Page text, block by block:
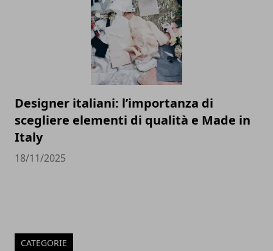
Designer italiani: l’importanza di
scegliere elementi di qualità e Made in
Italy
18/11/2025
CATEGORIE